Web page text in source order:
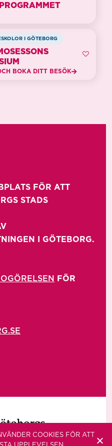
I GÖTEBORG
BOKA DITT BESÖK
FÖR ATT
STADS
I GÖTEBORG.
FÖR
COOKIES FÖR ATT